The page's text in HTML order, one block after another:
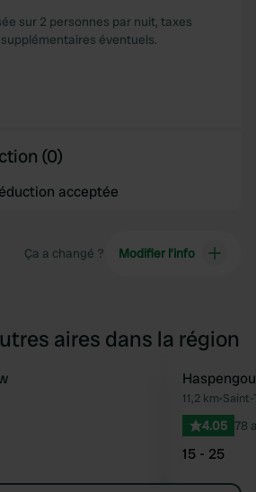
sur 2 personnes par nuit, taxes
éventuels.
(0)
acceptée
Ça a changé ? Modifier l’info
aires dans la région
Préféré11,2 km•
4.05 78
15 - 25